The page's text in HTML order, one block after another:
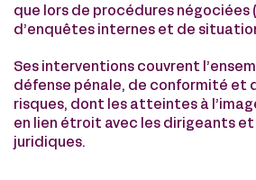
que lors de procédures négociées
d’enquêtes internes et de
Ses interventions couvrent
défense pénale, de conformité et
risques, dont les atteintes à
en lien étroit avec les dirigeants
juridiques.